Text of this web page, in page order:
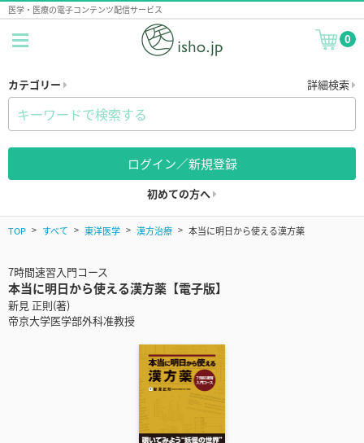
医学・医療の電子コンテンツ配信サービス
0
カテゴリー 詳細検索
ログイン／新規登録
初めての方へ
TOP すべて 東洋医学 漢方治療 本当に明日から使える漢方薬
7時間速習入門コース
本当に明日から使える漢方薬【電子版】
新見 正則(著)
帝京大学医学部外科准教授